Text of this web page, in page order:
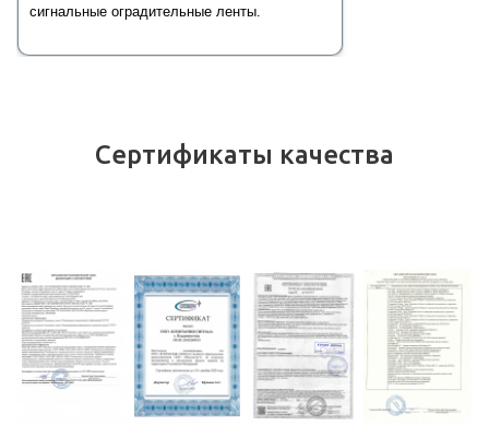
сигнальные оградительные ленты.
Сертификаты качества